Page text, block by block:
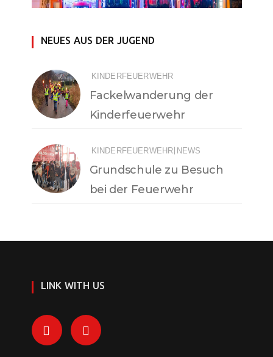
NEUES AUS DER JUGEND
KINDERFEUERWEHR
Fackelwanderung der
Kinderfeuerwehr
KINDERFEUERWEHR NEWS
Grundschule zu Besuch
bei der Feuerwehr
LINK WITH US